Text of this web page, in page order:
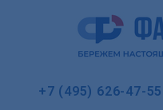
+7 (495) 626-47-55